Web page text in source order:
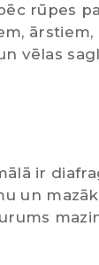
rūpes
vēlas
ir
un